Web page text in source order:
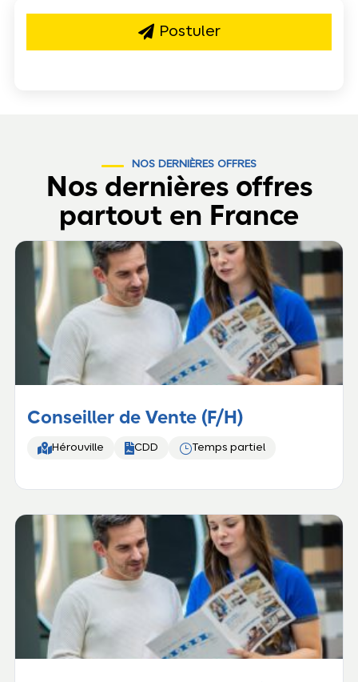
Postuler
NOS DERNIÈRES OFFRES
Nos dernières offres
partout en France
Conseiller de Vente (F/H)
Hérouville CDD }Temps partiel